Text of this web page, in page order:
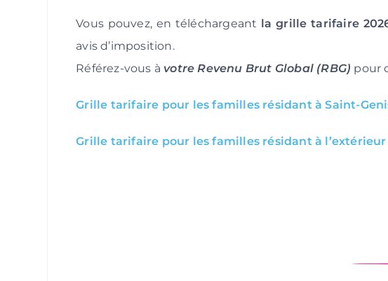
Vous pouvez, en téléchargeant la grille tarifaire
avis d’imposition.
Référez-vous à votre Revenu Brut Global (RBG) pour
Grille tarifaire pour les familles résidant à Saint-
Grille tarifaire pour les familles résidant à l’extérieur